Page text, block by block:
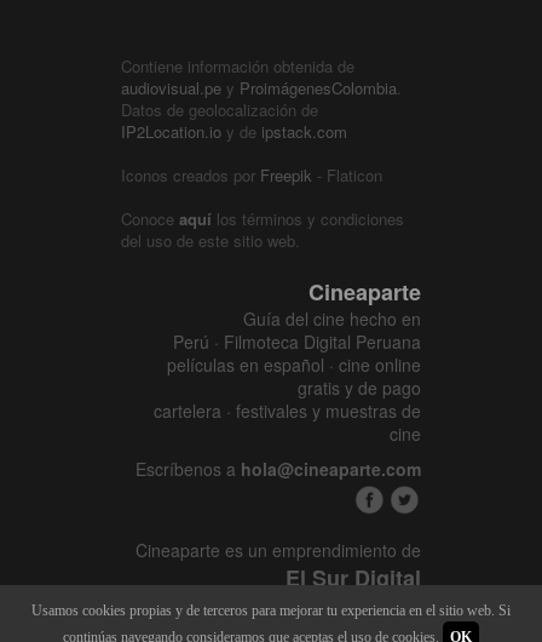
Contiene información obtenida de
audiovisual.pe y ProimágenesColombia.
Datos de geolocalización de
IP2Location.io y de ipstack.com
Iconos creados por Freepik - Flaticon
Conoce aquí los términos y condiciones
del uso de este sitio web.
Cineaparte
Guía del cine hecho en
Perú · Filmoteca Digital Peruana
películas en español · cine online
gratis y de pago
cartelera · festivales y muestras de
cine
Escríbenos a hola@cineaparte.com
Cineaparte es un emprendimiento de
El Sur Digital
www.elsurcine.com
Desarrollado porSALA247
Usamos cookies propias y de terceros para mejorar tu experiencia en el sitio web. Si
continúas navegando consideramos que aceptas el uso de cookies.
OK